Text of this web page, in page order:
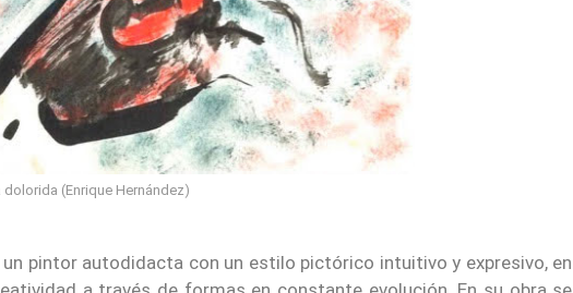
dolorida (Enrique Hernández)
un pintor autodidacta con un estilo pictórico intuitivo y expresivo, en